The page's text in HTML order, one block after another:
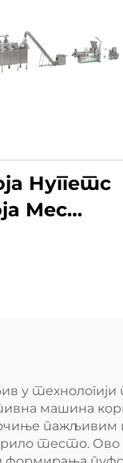
Нуггетс
Мес
у
машина
тесто.